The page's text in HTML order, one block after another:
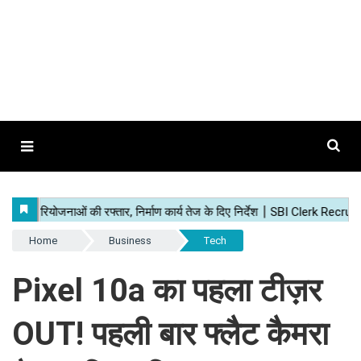
Home Business Tech
Pixel 10a का पहला टीज़र
OUT! पहली बार फ्लैट कैमरा